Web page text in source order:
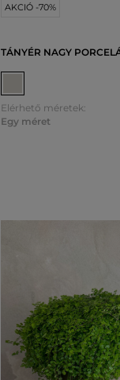
AKCIÓ -70%
TÁNYÉR NAGY
Elérhető méretek:
Egy méret